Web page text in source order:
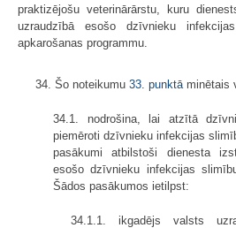
praktizējošu veterinārārstu, kuru
uzraudzībā esošo dzīvnieku
apkarošanas programmu.
34. Šo noteikumu 33. punktā minētais
34.1. nodrošina, lai atzītā
piemēroti dzīvnieku infekcijas
pasākumi atbilstoši dienesta
esošo dzīvnieku infekcijas
Šādos pasākumos ietilpst:
34.1.1. ikgadējs valsts